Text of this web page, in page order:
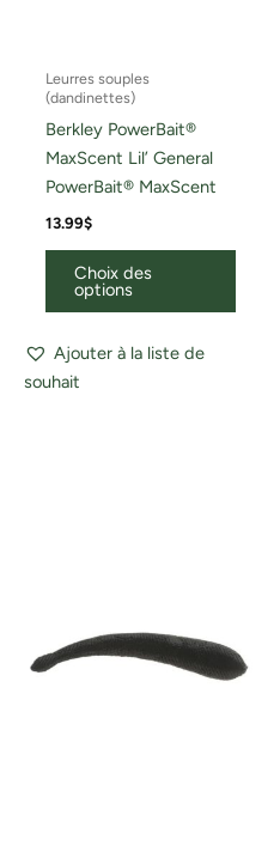
Leurres souples
(dandinettes)
Berkley PowerBait®
MaxScent Lil’ General
PowerBait® MaxScent
13.99$
Choix des
options
Ajouter à la liste de
souhait